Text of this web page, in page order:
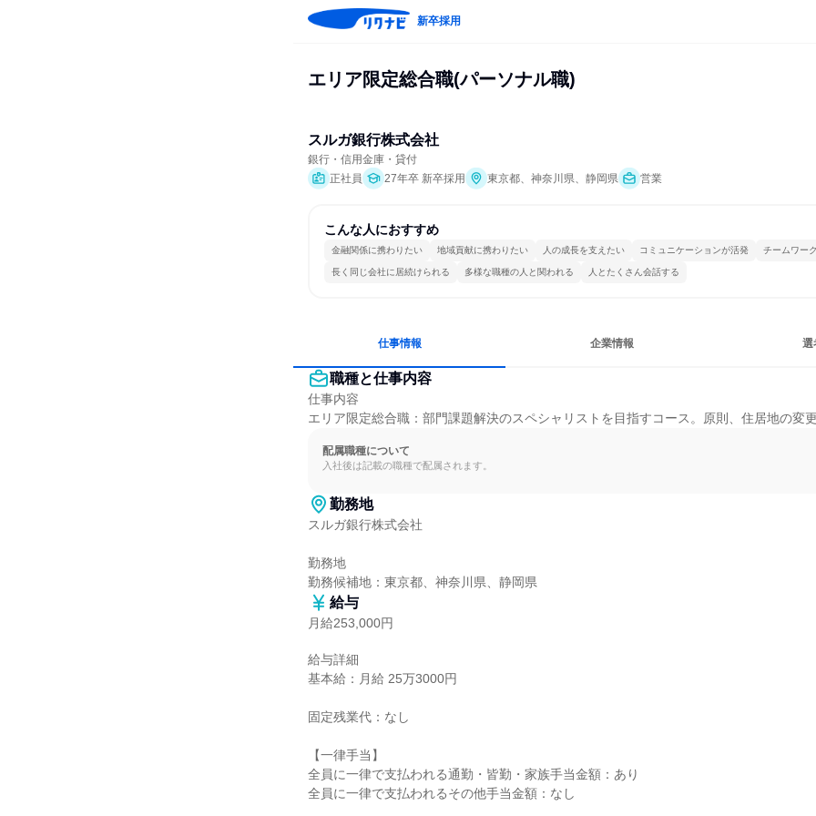
新卒採用
エリア限定総合職(パーソナル職)
スルガ銀行株式会社
銀行・信用金庫・貸付
正社員
27年卒 新卒採用 東京都、神奈川県、静岡県 営業
こんな人におすすめ
金融関係に携わりたい 地域貢献に携わりたい 人の成長を支えたい コミュニケーションが活発 チームワー
長く同じ会社に居続けられる 多様な職種の人と関われる 人とたくさん会話する
仕事情報 企業情報 選
職種と仕事内容
仕事内容
エリア限定総合職：部門課題解決のスペシャリストを目指すコース。原則、住居地の変
配属職種について
入社後は記載の職種で配属されます。
勤務地
スルガ銀行株式会社
勤務地
勤務候補地：東京都、神奈川県、静岡県
給与
月給253,000円
給与詳細
基本給：月給 25万3000円
固定残業代：なし
【一律手当】
全員に一律で支払われる通勤・皆勤・家族手当金額：あり
全員に一律で支払われるその他手当金額：なし